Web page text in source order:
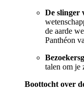
De slinger
de aarde
Panthéon
talen om je
Boottocht over